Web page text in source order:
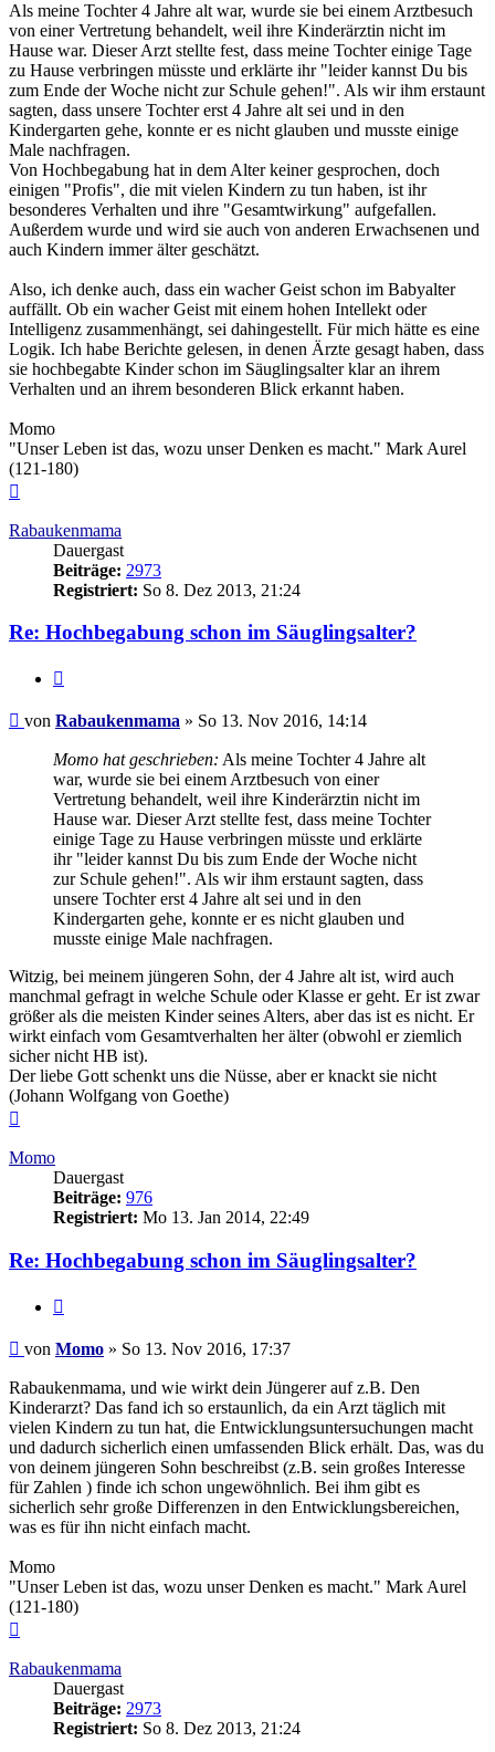
Als meine Tochter 4 Jahre alt war, wurde sie bei einem Arztbesuch
von einer Vertretung behandelt, weil ihre Kinderärztin nicht im
Hause war. Dieser Arzt stellte fest, dass meine Tochter einige Tage
zu Hause verbringen müsste und erklärte ihr "leider kannst Du bis
zum Ende der Woche nicht zur Schule gehen!". Als wir ihm erstaunt
sagten, dass unsere Tochter erst 4 Jahre alt sei und in den
Kindergarten gehe, konnte er es nicht glauben und musste einige
Male nachfragen.
Von Hochbegabung hat in dem Alter keiner gesprochen, doch
einigen "Profis", die mit vielen Kindern zu tun haben, ist ihr
besonderes Verhalten und ihre "Gesamtwirkung" aufgefallen.
Außerdem wurde und wird sie auch von anderen Erwachsenen und
auch Kindern immer älter geschätzt.
Also, ich denke auch, dass ein wacher Geist schon im Babyalter
auffällt. Ob ein wacher Geist mit einem hohen Intellekt oder
Intelligenz zusammenhängt, sei dahingestellt. Für mich hätte es eine
Logik. Ich habe Berichte gelesen, in denen Ärzte gesagt haben, dass
sie hochbegabte Kinder schon im Säuglingsalter klar an ihrem
Verhalten und an ihrem besonderen Blick erkannt haben.
Momo
"Unser Leben ist das, wozu unser Denken es macht." Mark Aurel
(121-180)
Rabaukenmama
Dauergast
Beiträge: 2973
Registriert: So 8. Dez 2013, 21:24
Re: Hochbegabung schon im Säuglingsalter?
Beitrag
von Rabaukenmama » So 13. Nov 2016, 14:14
Momo hat geschrieben: Als meine Tochter 4 Jahre alt
war, wurde sie bei einem Arztbesuch von einer
Vertretung behandelt, weil ihre Kinderärztin nicht im
Hause war. Dieser Arzt stellte fest, dass meine Tochter
einige Tage zu Hause verbringen müsste und erklärte
ihr "leider kannst Du bis zum Ende der Woche nicht
zur Schule gehen!". Als wir ihm erstaunt sagten, dass
unsere Tochter erst 4 Jahre alt sei und in den
Kindergarten gehe, konnte er es nicht glauben und
musste einige Male nachfragen.
Witzig, bei meinem jüngeren Sohn, der 4 Jahre alt ist, wird auch
manchmal gefragt in welche Schule oder Klasse er geht. Er ist zwar
größer als die meisten Kinder seines Alters, aber das ist es nicht. Er
wirkt einfach vom Gesamtverhalten her älter (obwohl er ziemlich
sicher nicht HB ist).
Der liebe Gott schenkt uns die Nüsse, aber er knackt sie nicht
(Johann Wolfgang von Goethe)
Momo
Dauergast
Beiträge: 976
Registriert: Mo 13. Jan 2014, 22:49
Re: Hochbegabung schon im Säuglingsalter?
Beitrag
von Momo » So 13. Nov 2016, 17:37
Rabaukenmama, und wie wirkt dein Jüngerer auf z.B. Den
Kinderarzt? Das fand ich so erstaunlich, da ein Arzt täglich mit
vielen Kindern zu tun hat, die Entwicklungsuntersuchungen macht
und dadurch sicherlich einen umfassenden Blick erhält. Das, was du
von deinem jüngeren Sohn beschreibst (z.B. sein großes Interesse
für Zahlen ) finde ich schon ungewöhnlich. Bei ihm gibt es
sicherlich sehr große Differenzen in den Entwicklungsbereichen,
was es für ihn nicht einfach macht.
Momo
"Unser Leben ist das, wozu unser Denken es macht." Mark Aurel
(121-180)
Rabaukenmama
Dauergast
Beiträge: 2973
Registriert: So 8. Dez 2013, 21:24